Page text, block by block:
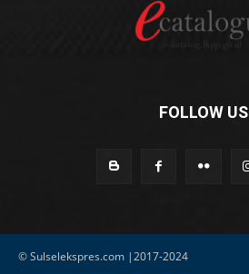
FOLLOW US
© Sulselekspres.com |2017-2024